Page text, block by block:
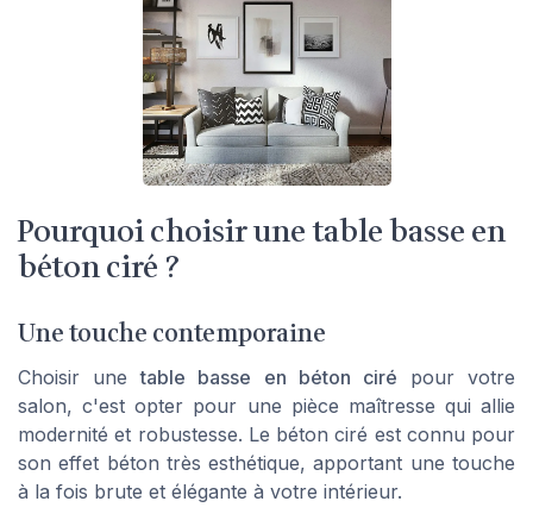
Pourquoi choisir une table basse en
béton ciré ?
Une touche contemporaine
Choisir unetable basse en béton ciré pour votre
salon, c'est opter pour une pièce maîtresse qui allie
modernité et robustesse. Le béton ciré est connu pour
soneffet béton très esthétique, apportant une touche
à la fois brute et élégante à votre intérieur.